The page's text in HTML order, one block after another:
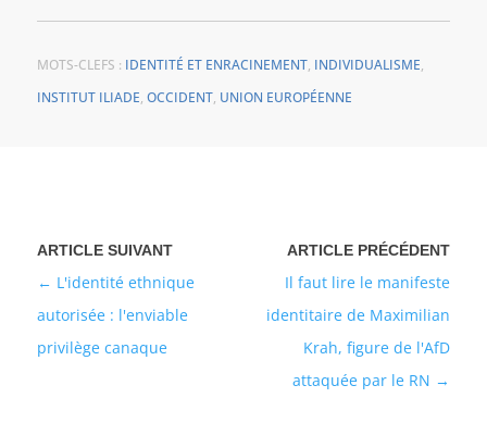
MOTS-CLEFS : IDENTITÉ ET ENRACINEMENT, INDIVIDUALISME,
INSTITUT ILIADE, OCCIDENT, UNION EUROPÉENNE
Il faut lire le manifeste
identitaire de Maximilian
Krah, figure de l'AfD
attaquée par le RN
L'identité ethnique
autorisée : l'enviable
privilège canaque